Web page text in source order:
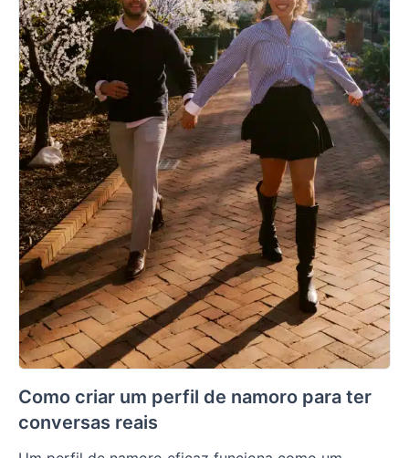
Como criar um perfil de namoro para ter
conversas reais